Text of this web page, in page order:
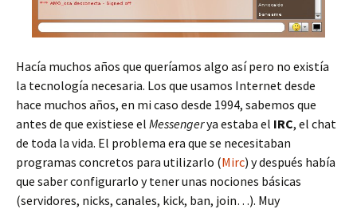
Hacía muchos años que queríamos algo así pero no existía
la tecnología necesaria. Los que usamos Internet desde
hace muchos años, en mi caso desde 1994, sabemos que
antes de que existiese el Messengerya estaba el IRC, el chat
de toda la vida. El problema era que se necesitaban
programas concretos para utilizarlo (Mirc) y después había
que saber configurarlo y tener unas nociones básicas
(servidores, nicks, canales, kick, ban, join…). Muy